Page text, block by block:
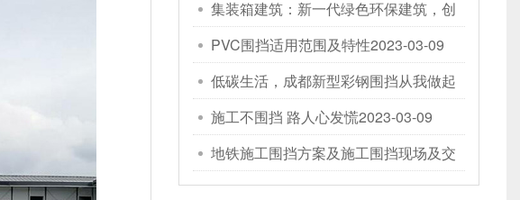
03-09
集装箱建筑：新一代绿色环保建筑，创
新...2023-03-09
PVC围挡适用范围及特性2023-03-09
低碳生活，成都新型彩钢围挡从我做起
2023-03-09
施工不围挡 路人心发慌2023-03-09
地铁施工围挡方案及施工围挡现场及交
通...2023-03-09